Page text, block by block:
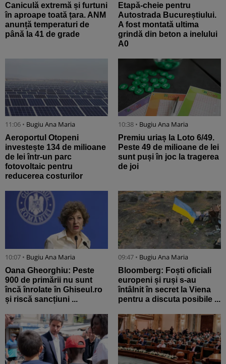
Caniculă extremă și furtuni
în aproape toată țara. ANM
anunță temperaturi de
până la 41 de grade
Etapă-cheie pentru
Autostrada Bucureștiului.
A fost montată ultima
grindă din beton a inelului
A0
11:06 • Bugiu ⁠Ana Maria
Aeroportul Otopeni
investește 134 de milioane
de lei într-un parc
fotovoltaic pentru
reducerea costurilor
10:38 • Bugiu ⁠Ana Maria
Premiu uriaș la Loto 6/49.
Peste 49 de milioane de lei
sunt puși în joc la tragerea
de joi
10:07 • Bugiu ⁠Ana Maria
Oana Gheorghiu: Peste
900 de primării nu sunt
încă înrolate în Ghiseul.ro
și riscă sancțiuni ...
09:47 • Bugiu ⁠Ana Maria
Bloomberg: Foști oficiali
europeni și ruși s-au
întâlnit în secret la Viena
pentru a discuta posibile ...